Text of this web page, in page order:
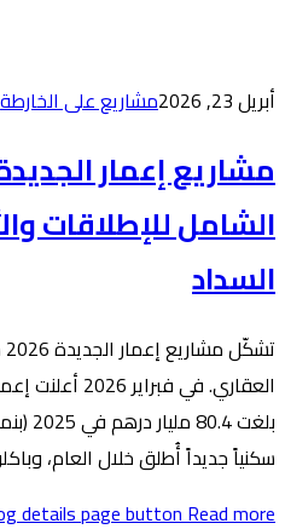
مشاريع إعمار الجديدة 2026: الدليل
والأسعار وخطط
تشكّل مشاريع إعمار الجديدة 2026 مرحلة فارقة في سوق دبي
فبراير 2026 أعلنت إعمار العقارية عن مبيعات قياسية
بلغت 80.4 مليار درهم في 2025 (بنمو 16% عن 2024)، و48 مشروعاً
إيرادات بلغ…
Blog